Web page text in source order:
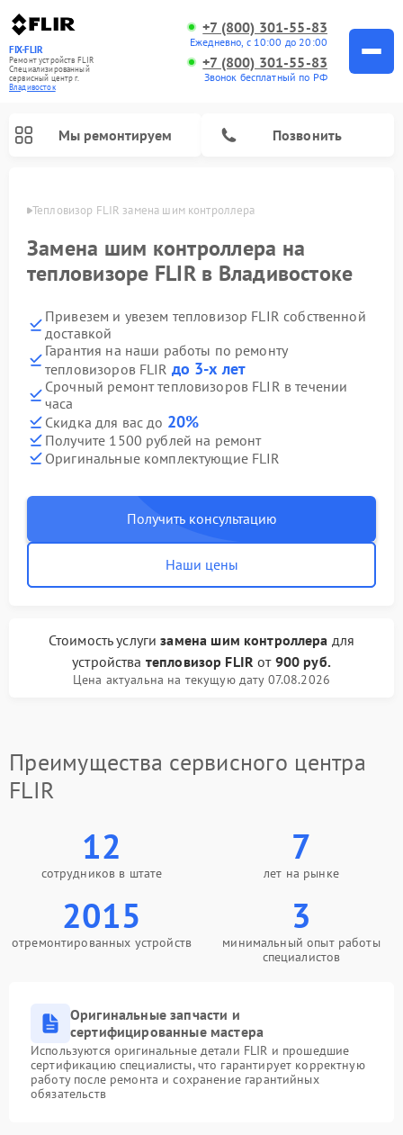
FIX-FLIR
Ремонт устройств FLIR
Специализированный
cервисный центр г.
Владивосток
+7 (800) 301-55-83
Ежедневно, с 10:00 до 20:00
+7 (800) 301-55-83
Звонок бесплатный по РФ
Мы ремонтируем Позвонить
Тепловизор FLIR замена шим контроллера
Замена шим контроллера на
тепловизоре FLIR в Владивостоке
Привезем и увезем тепловизор FLIR собственной
доставкой
Гарантия на наши работы по ремонту
тепловизоров FLIR до 3-х лет
Срочный ремонт тепловизоров FLIR в течении
часа
Скидка для вас до 20%
Получите 1500 рублей на ремонт
Оригинальные комплектующие FLIR
Получить консультацию
Наши цены
Стоимость услугизамена шим контроллера для
устройства тепловизор FLIR от 900 руб.
Цена актуальна на текущую дату 07.08.2026
Преимущества сервисного центра
FLIR
12
сотрудников в штате
7
лет на рынке
2015
отремонтированных устройств
3
минимальный опыт работы
специалистов
Оригинальные запчасти и
сертифицированные мастера
Используются оригинальные детали FLIR и прошедшие
сертификацию специалисты, что гарантирует корректную
работу после ремонта и сохранение гарантийных
обязательств